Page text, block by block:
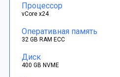
Процессор
vCore x24
Оперативная память
32 GB RAM ECC
Диск
400 GB NVME